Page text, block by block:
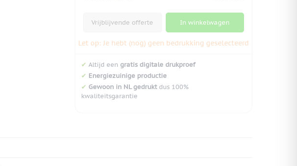
Vrijblijvende offerte In winkelwagen
Let op: Je hebt (nog) geen bedrukking geselecteerd
✔ Altijd een gratis digitale drukproef
✔ Energiezuinige productie
✔ Gewoon in NL gedruktdus 100%
kwaliteitsgarantie